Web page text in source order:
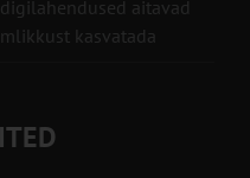
aitavad
kasvatada